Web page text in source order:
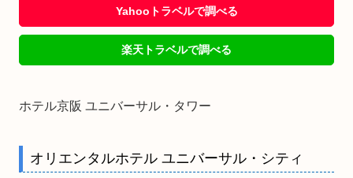
Yahooトラベルで調べる
楽天トラベルで調べる
ホテル京阪 ユニバーサル・タワー
オリエンタルホテル ユニバーサル・シティ